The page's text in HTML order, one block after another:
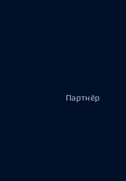
Партнёр